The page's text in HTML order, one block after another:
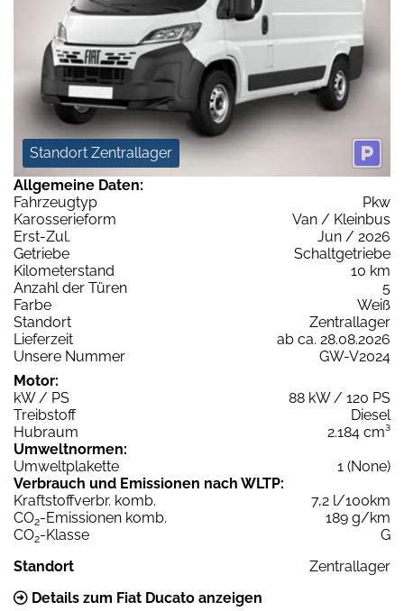
Standort Zentrallager
Allgemeine Daten:
Fahrzeugtyp
Pkw
Karosserieform
Van / Kleinbus
Erst-Zul.
Jun / 2026
Getriebe
Schaltgetriebe
Kilometerstand
10 km
Anzahl der Türen
5
Farbe
Weiß
Standort
Zentrallager
Lieferzeit
ab ca. 28.08.2026
Unsere Nummer
GW-V2024
Motor:
kW / PS
88 kW / 120 PS
Treibstoff
Diesel
Hubraum
2.184 cm³
Umweltnormen:
Umweltplakette
1 (None)
Verbrauch und Emissionen nach WLTP:
Kraftstoffverbr. komb.
7,2 l/100km
CO2-Emissionen komb.
189 g/km
CO2-Klasse
G
Standort
Zentrallager
Details zum Fiat Ducato anzeigen